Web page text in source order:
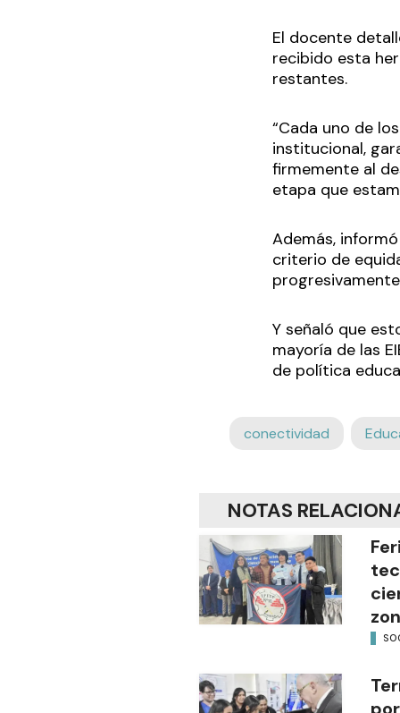
El docente
recibido esta
restantes.
“Cada uno de
institucional,
firmemente al
etapa que
Además,
criterio de
Y señaló que
mayoría de las
de política
conectividad
NOTAS